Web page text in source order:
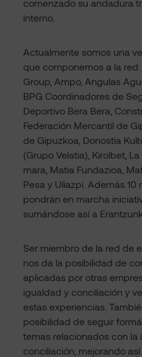
comenzado su andadura
interno.
Actualmente somos una
que componemos a la
Group, Ampo, Angulas
BPG Coordinadores de
Deportivo Bera Bera,
Federación Mercantil de
de Gipuzkoa, Donostia
(Grupo Velatia), Kirolbet,
mara, Matia Fundazioa,
Pesa y Uliazpi. Además 10
pondrán en marcha
sumándose así a
Ser miembro de la red de
nos da la posibilidad de
aplicadas por otras
igualdad y conciliación y
estas experiencias.
posibilidad de seguir
temas relacionados con la
conciliación, mejorando